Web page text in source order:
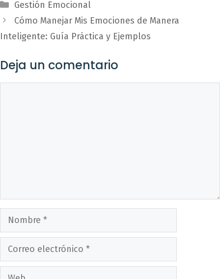
Categorías
Gestión Emocional
Cómo Manejar Mis Emociones de Manera
Inteligente: Guía Práctica y Ejemplos
Deja un comentario
Nombre
Correo
Web